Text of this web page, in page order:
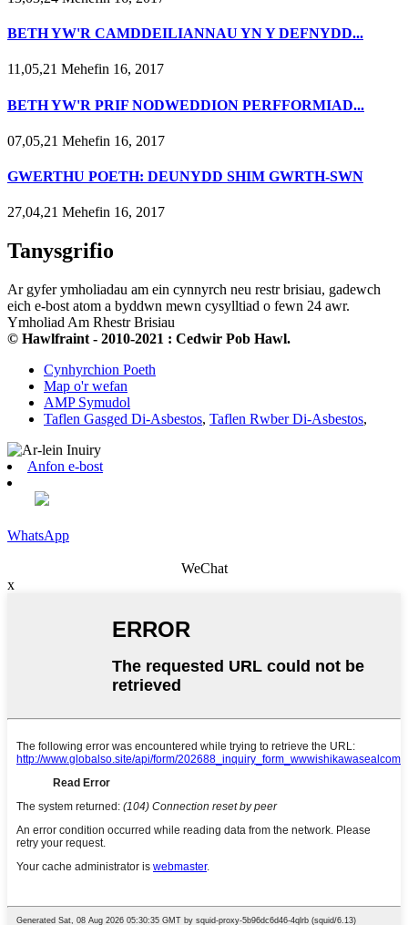
BETH YW'R CAMDDEILIANNAU YN Y DEFNYDD...
11,05,21 Mehefin 16, 2017
BETH YW'R PRIF NODWEDDION PERFFORMIAD...
07,05,21 Mehefin 16, 2017
GWERTHU POETH: DEUNYDD SHIM GWRTH-SWN
27,04,21 Mehefin 16, 2017
Tanysgrifio
Ar gyfer ymholiadau am ein cynnyrch neu restr brisiau, gadewch
eich e-bost atom a byddwn mewn cysylltiad o fewn 24 awr.
Ymholiad Am Rhestr Brisiau
© Hawlfraint - 2010-2021 : Cedwir Pob Hawl.
Cynhyrchion Poeth
Map o'r wefan
AMP Symudol
Taflen Gasged Di-Asbestos, Taflen Rwber Di-Asbestos,
Anfon e-bost
WhatsApp
WeChat
x